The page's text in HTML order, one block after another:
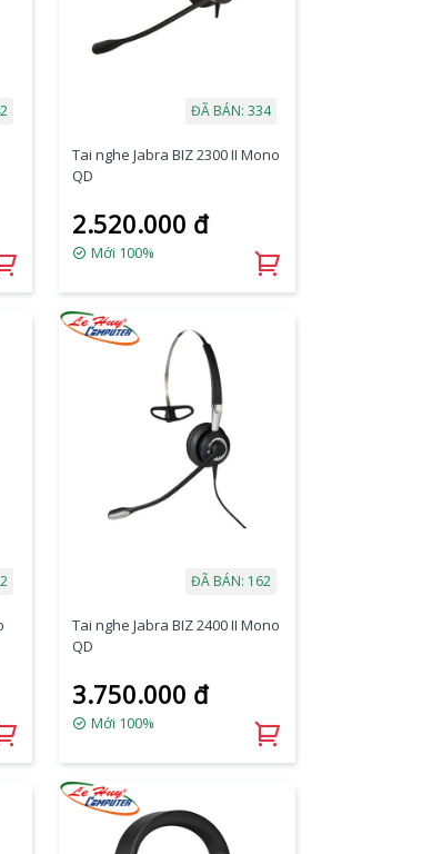
ĐÃ BÁN: 334
Tai nghe Jabra BIZ 2300 II Mono
QD
2.520.000 đ
Mới 100%
ĐÃ BÁN: 162
Tai nghe Jabra BIZ 2400 II Mono
QD
3.750.000 đ
Mới 100%